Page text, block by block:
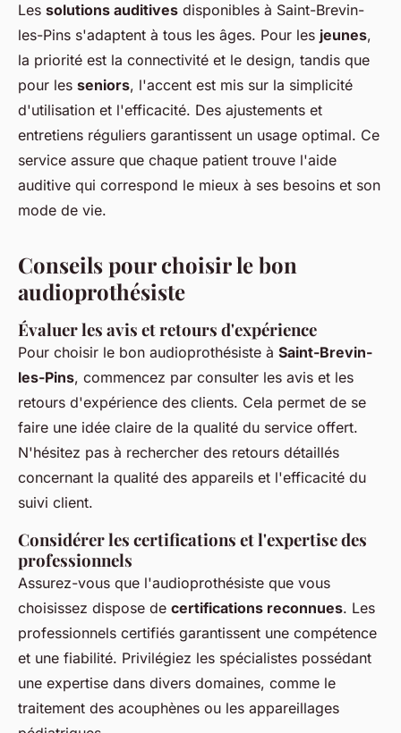
Les solutions auditives disponibles à Saint-Brevin-
les-Pins s'adaptent à tous les âges. Pour les jeunes,
la priorité est la connectivité et le design, tandis que
pour les seniors, l'accent est mis sur la simplicité
d'utilisation et l'efficacité. Des ajustements et
entretiens réguliers garantissent un usage optimal. Ce
service assure que chaque patient trouve l'aide
auditive qui correspond le mieux à ses besoins et son
mode de vie.
Conseils pour choisir le bon
audioprothésiste
Évaluer les avis et retours d'expérience
Pour choisir le bon audioprothésiste à Saint-Brevin-
les-Pins, commencez par consulter les avis et les
retours d'expérience des clients. Cela permet de se
faire une idée claire de la qualité du service offert.
N'hésitez pas à rechercher des retours détaillés
concernant la qualité des appareils et l'efficacité du
suivi client.
Considérer les certifications et l'expertise des
professionnels
Assurez-vous que l'audioprothésiste que vous
choisissez dispose de certifications reconnues. Les
professionnels certifiés garantissent une compétence
et une fiabilité. Privilégiez les spécialistes possédant
une expertise dans divers domaines, comme le
traitement des acouphènes ou les appareillages